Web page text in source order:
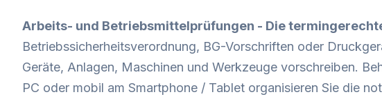
Arbeits- und Betriebsmittelprüfungen - Die
Betriebssicherheitsverordnung, BG-Vorschriften oder
Geräte, Anlagen, Maschinen und Werkzeuge vorschreiben.
PC oder mobil am Smartphone / Tablet organisieren Sie die